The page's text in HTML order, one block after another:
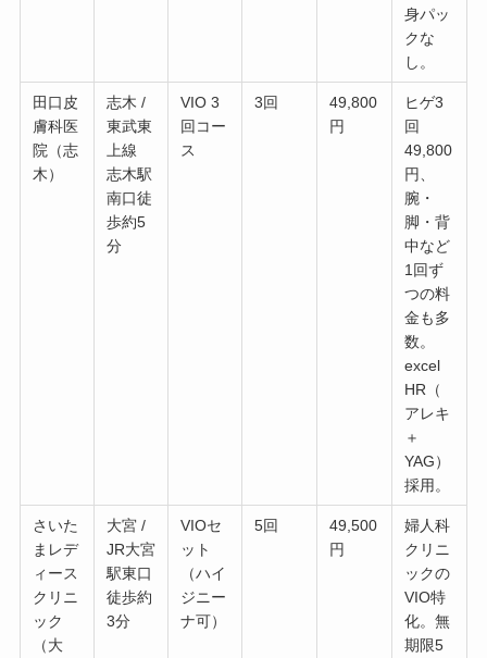
身パッ
クな
し。
田口皮
膚科医
院（志
木）
志木 /
東武東
上線
志木駅
南口徒
歩約5
分
VIO 3
回コー
ス
3回
49,800
円
ヒゲ3
回
49,800
円、
腕・
脚・背
中など
1回ず
つの料
金も多
数。
excel
HR（
アレキ
＋
YAG）
採用。
さいた
まレデ
ィース
クリニ
ック
（大
大宮 /
JR大宮
駅東口
徒歩約
3分
VIOセ
ット
（ハイ
ジニー
ナ可）
5回
49,500
円
婦人科
クリニ
ックの
VIO特
化。無
期限5